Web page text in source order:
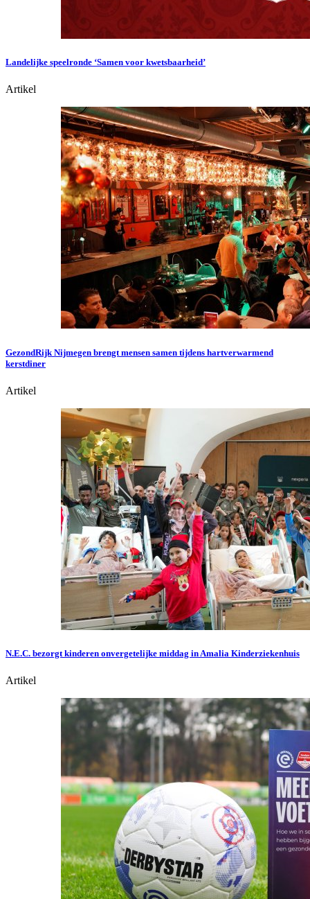
Landelijke speelronde ‘Samen voor kwetsbaarheid’
Artikel
GezondRijk Nijmegen brengt mensen samen tijdens hartverwarmend
kerstdiner
Artikel
N.E.C. bezorgt kinderen onvergetelijke middag in Amalia Kinderziekenhuis
Artikel